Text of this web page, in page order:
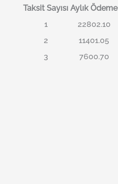
Taksit Sayısı Aylık Ödeme
1
22802.10
2
11401.05
3
7600.70